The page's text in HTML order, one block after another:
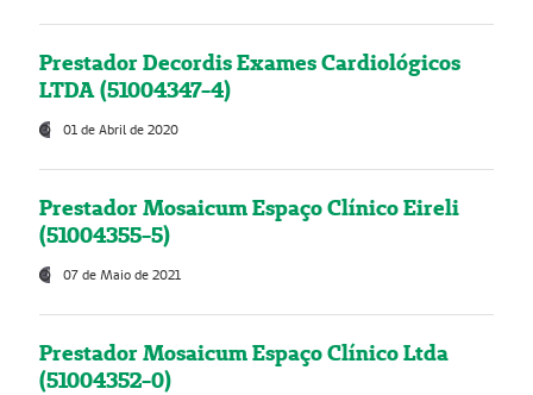
Prestador Decordis Exames Cardiológicos
LTDA (51004347-4)
01 de Abril de 2020
Prestador Mosaicum Espaço Clínico Eireli
(51004355-5)
07 de Maio de 2021
Prestador Mosaicum Espaço Clínico Ltda
(51004352-0)